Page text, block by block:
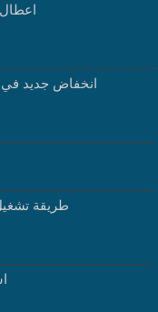
انخفاض جديد في
طريقة